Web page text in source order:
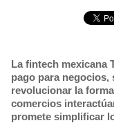
La fintech mexicana
pago para negocios,
revolucionar la
comercios
promete simplificar